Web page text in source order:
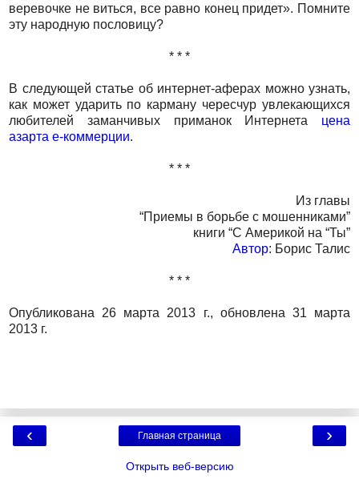
веревочке не виться, все равно конец придет». Помните
эту народную пословицу?
* * *
В следующей статье об интернет-аферах можно узнать,
как может ударить по карману чересчур увлекающихся
любителей заманчивых приманок Интернета цена
азарта e-коммерции.
* * *
Из главы
“Приемы в борьбе с мошенниками”
книги “С Америкой на “Ты”
Автор: Борис Талис
* * *
Опубликована 26 марта 2013 г., обновлена 31 марта
2013 г.
‹ ›
Главная страница
Открыть веб-версию